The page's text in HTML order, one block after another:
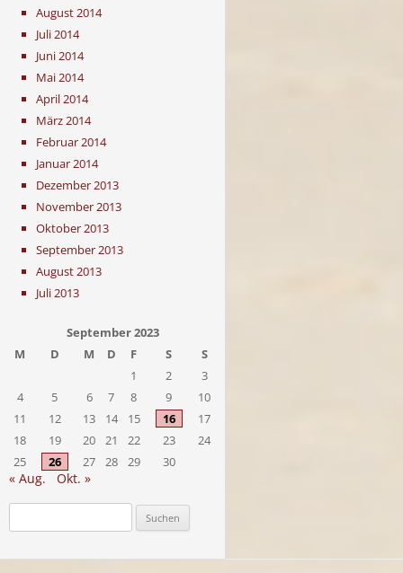
August 2014
Juli 2014
Juni 2014
Mai 2014
April 2014
März 2014
Februar 2014
Januar 2014
Dezember 2013
November 2013
Oktober 2013
September 2013
August 2013
Juli 2013
September 2023
M
D M D F S
S
1
2
3
4
5 6 7 8 9
10
11
12 13 14 15 16
17
18
19 20 21 22 23
24
25
26 27 28 29 30
« Aug. Okt. »
nach: